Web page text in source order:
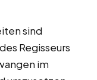
sind
Regisseurs
im